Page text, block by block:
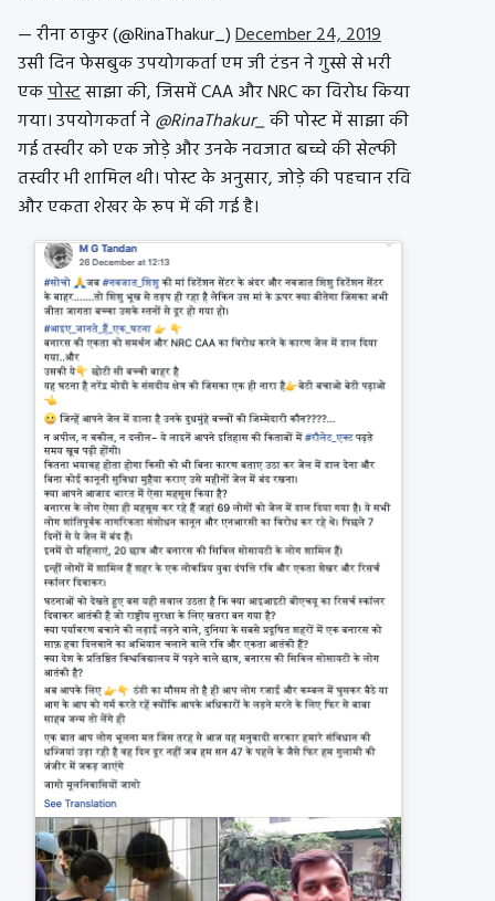
— रीना ठाकुर (@RinaThakur_)December 24, 2019
उसी दिन फेसबुक उपयोगकर्ता एम जी टंडन ने गुस्से से भरी
एकपोस्टसाझा की, जिसमें CAA और NRC का विरोध किया
गया। उपयोगकर्ता ने@RinaThakur_की पोस्ट में साझा की
गई तस्वीर को एक जोड़े और उनके नवजात बच्चे की सेल्फी
तस्वीर भी शामिल थी। पोस्ट के अनुसार, जोड़े की पहचान रवि
और एकता शेखर के रूप में की गई है।